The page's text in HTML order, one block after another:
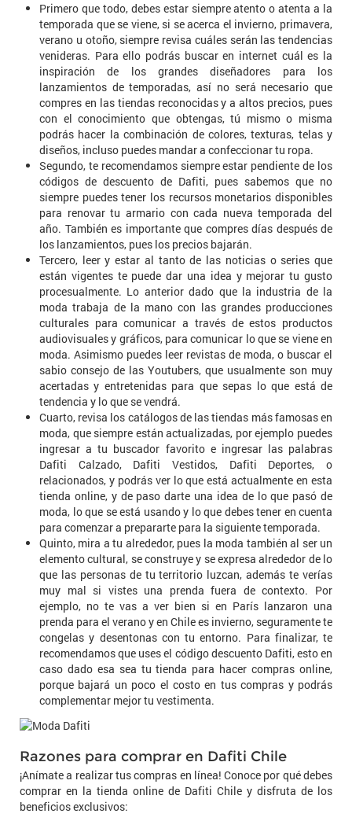
Primero que todo, debes estar siempre atento o atenta a la
temporada que se viene, si se acerca el invierno, primavera,
verano u otoño, siempre revisa cuáles serán las tendencias
venideras. Para ello podrás buscar en internet cuál es la
inspiración de los grandes diseñadores para los
lanzamientos de temporadas, así no será necesario que
compres en las tiendas reconocidas y a altos precios, pues
con el conocimiento que obtengas, tú mismo o misma
podrás hacer la combinación de colores, texturas, telas y
diseños, incluso puedes mandar a confeccionar tu ropa.
Segundo, te recomendamos siempre estar pendiente de los
códigos de descuento de Dafiti, pues sabemos que no
siempre puedes tener los recursos monetarios disponibles
para renovar tu armario con cada nueva temporada del
año. También es importante que compres días después de
los lanzamientos, pues los precios bajarán.
Tercero, leer y estar al tanto de las noticias o series que
están vigentes te puede dar una idea y mejorar tu gusto
procesualmente. Lo anterior dado que la industria de la
moda trabaja de la mano con las grandes producciones
culturales para comunicar a través de estos productos
audiovisuales y gráficos, para comunicar lo que se viene en
moda. Asimismo puedes leer revistas de moda, o buscar el
sabio consejo de las Youtubers, que usualmente son muy
acertadas y entretenidas para que sepas lo que está de
tendencia y lo que se vendrá.
Cuarto, revisa los catálogos de las tiendas más famosas en
moda, que siempre están actualizadas, por ejemplo puedes
ingresar a tu buscador favorito e ingresar las palabras
Dafiti Calzado, Dafiti Vestidos, Dafiti Deportes, o
relacionados, y podrás ver lo que está actualmente en esta
tienda online, y de paso darte una idea de lo que pasó de
moda, lo que se está usando y lo que debes tener en cuenta
para comenzar a prepararte para la siguiente temporada.
Quinto, mira a tu alrededor, pues la moda también al ser un
elemento cultural, se construye y se expresa alrededor de lo
que las personas de tu territorio luzcan, además te verías
muy mal si vistes una prenda fuera de contexto. Por
ejemplo, no te vas a ver bien si en París lanzaron una
prenda para el verano y en Chile es invierno, seguramente te
congelas y desentonas con tu entorno. Para finalizar, te
recomendamos que uses el código descuento Dafiti, esto en
caso dado esa sea tu tienda para hacer compras online,
porque bajará un poco el costo en tus compras y podrás
complementar mejor tu vestimenta.
Razones para comprar en Dafiti Chile
¡Anímate a realizar tus compras en línea! Conoce por qué debes
comprar en la tienda online de Dafiti Chile y disfruta de los
beneficios exclusivos: